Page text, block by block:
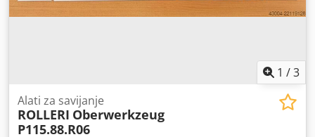
1 /3
Alati za savijanje
ROLLERI Oberwerkzeug
P115.88.R06